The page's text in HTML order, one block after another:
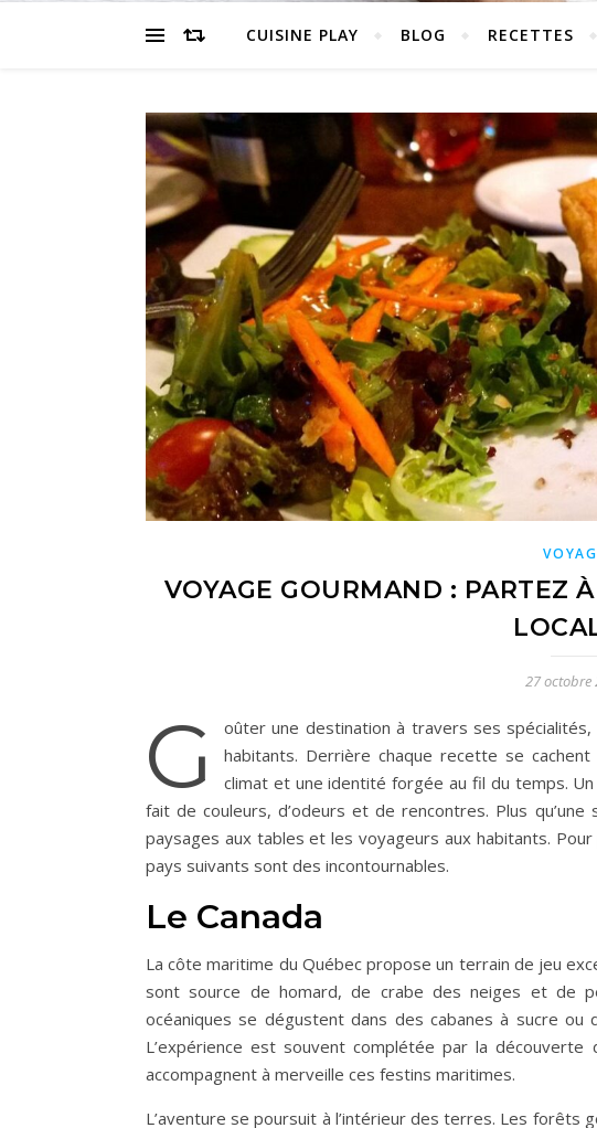
CUISINE PLAY BLOG RECETTES
VOYAGE GOURMAND : PARTEZ
27 octobre
G
oûter une destination à travers ses
habitants. Derrière chaque recette se
climat et une identité forgée au fil du temps.
fait de couleurs, d’odeurs et de rencontres. Plus
paysages aux tables et les voyageurs aux habitants.
pays suivants sont des incontournables.
Le Canada
La côte maritime du Québec propose un terrain de jeu
sont source de homard, de crabe des neiges et de
océaniques se dégustent dans des cabanes à sucre ou
L’expérience est souvent complétée par la
accompagnent à merveille ces festins maritimes.
L’aventure se poursuit à l’intérieur des terres. Les forêts